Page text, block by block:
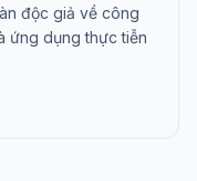
độc giả về công
ứng dụng thực tiễn